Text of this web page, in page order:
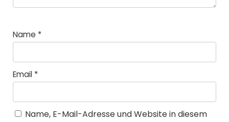
Name *
Email *
Name, E-Mail-Adresse und Website in diesem